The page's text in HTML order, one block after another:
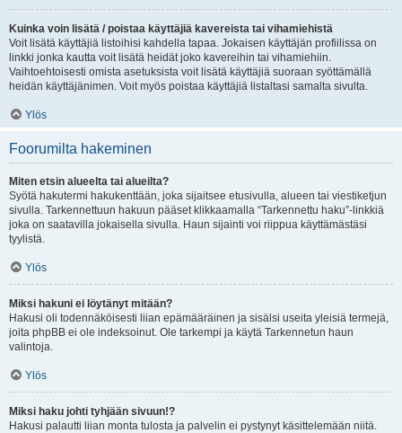
Kuinka voin lisätä / poistaa käyttäjiä kavereista tai vihamiehistä
Voit lisätä käyttäjiä listoihisi kahdella tapaa. Jokaisen käyttäjän profiilissa on
linkki jonka kautta voit lisätä heidät joko kavereihin tai vihamiehiin.
Vaihtoehtoisesti omista asetuksista voit lisätä käyttäjiä suoraan syöttämällä
heidän käyttäjänimen. Voit myös poistaa käyttäjiä listaltasi samalta sivulta.
Ylös
Foorumilta hakeminen
Miten etsin alueelta tai alueilta?
Syötä hakutermi hakukenttään, joka sijaitsee etusivulla, alueen tai viestiketjun
sivulla. Tarkennettuun hakuun pääset klikkaamalla “Tarkennettu haku”-linkkiä
joka on saatavilla jokaisella sivulla. Haun sijainti voi riippua käyttämästäsi
tyylistä.
Ylös
Miksi hakuni ei löytänyt mitään?
Hakusi oli todennäköisesti liian epämääräinen ja sisälsi useita yleisiä termejä,
joita phpBB ei ole indeksoinut. Ole tarkempi ja käytä Tarkennetun haun
valintoja.
Ylös
Miksi haku johti tyhjään sivuun!?
Hakusi palautti liian monta tulosta ja palvelin ei pystynyt käsittelemään niitä.